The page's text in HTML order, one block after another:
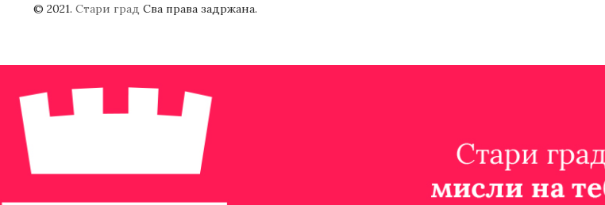
© 2021. Стари град Сва права задржана.